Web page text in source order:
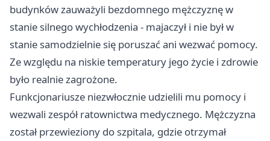
budynków zauważyli bezdomnego mężczyznę w
stanie silnego wychłodzenia - majaczył i nie był w
stanie samodzielnie się poruszać ani wezwać pomocy.
Ze względu na niskie temperatury jego życie i zdrowie
było realnie zagrożone.
Funkcjonariusze niezwłocznie udzielili mu pomocy i
wezwali zespół ratownictwa medycznego. Mężczyzna
został przewieziony do szpitala, gdzie otrzymał